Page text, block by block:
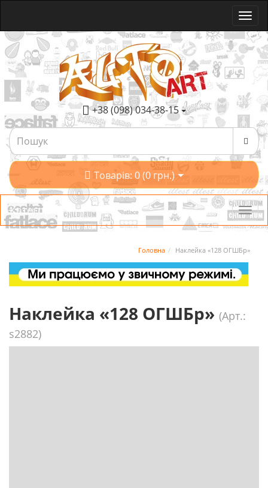
+38 (098) 034-38-15
Товарів: 0 (0 грн.)
Категорії
Головна Наклейка «128 ОГШБр»
Наклейка «128 ОГШБр» (Арт.:
s2882)